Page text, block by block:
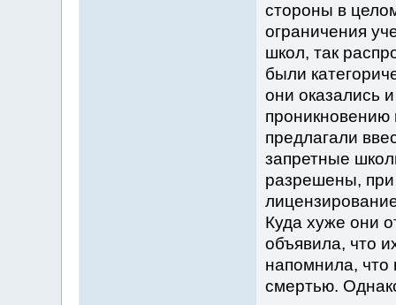
стороны в
ограничения
школ, так
были
они оказались
проникновению
предлагали
запретные
разрешены, при
Куда хуже они
объявила, что
напомнила, что
смертью.